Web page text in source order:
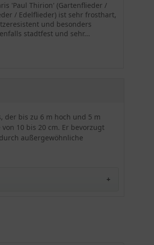
'Paul Thirion' (Gartenflieder /
/ Edelflieder) ist sehr frosthart,
und besonders
stadtfest und sehr...
der bis zu 6 m hoch und 5 m
10 bis 20 cm. Er bevorzugt
außergewöhnliche